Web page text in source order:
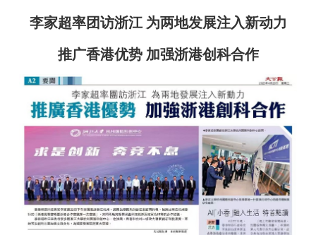
李家超率团访浙江 为两地发展注入新动力
推广香港优势 加强浙港创科合作